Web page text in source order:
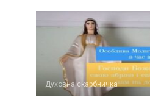
Духовна скарбничка